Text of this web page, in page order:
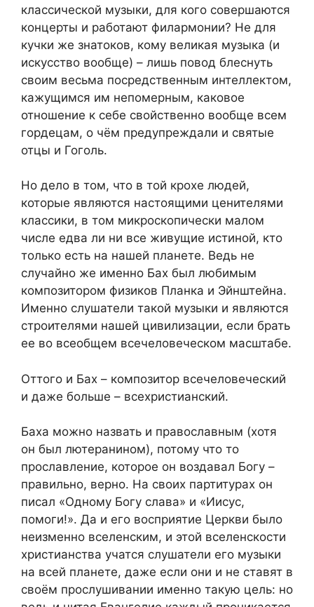
классической музыки, для кого совершаются
концерты и работают филармонии? Не для
кучки же знатоков, кому великая музыка (и
искусство вообще) – лишь повод блеснуть
своим весьма посредственным интеллектом,
кажущимся им непомерным, каковое
отношение к себе свойственно вообще всем
гордецам, о чём предупреждали и святые
отцы и Гоголь.
Но дело в том, что в той крохе людей,
которые являются настоящими ценителями
классики, в том микроскопически малом
числе едва ли ни все живущие истиной, кто
только есть на нашей планете. Ведь не
случайно же именно Бах был любимым
композитором физиков Планка и Эйнштейна.
Именно слушатели такой музыки и являются
строителями нашей цивилизации, если брать
ее во всеобщем всечеловеческом масштабе.
Оттого и Бах – композитор всечеловеческий
и даже больше – всехристианский.
Баха можно назвать и православным (хотя
он был лютеранином), потому что то
прославление, которое он воздавал Богу –
правильно, верно. На своих партитурах он
писал «Одному Богу слава» и «Иисус,
помоги!». Да и его восприятие Церкви было
неизменно вселенским, и этой вселенскости
христианства учатся слушатели его музыки
на всей планете, даже если они и не ставят в
своём прослушивании именно такую цель: но